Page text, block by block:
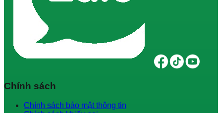
Chính sách
Chính sách bảo mật thông tin